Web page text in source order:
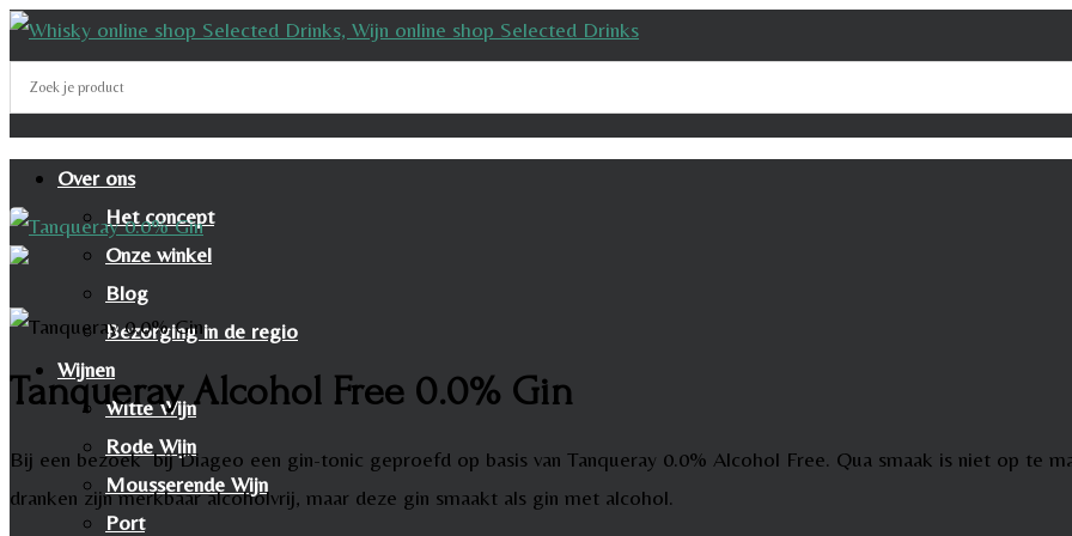
Over ons
Het concept
Onze winkel
Blog
Bezorging in de regio
Wijnen
Witte Wijn
Rode Wijn
Mousserende Wijn
Port
Tanqueray Alcohol Free 0.0% Gin
Bij een bezoek bij Diageo een gin-tonic geproefd op basis van Tanqueray 0.0% Alcohol Free. Qua smaak is niet op te
dranken zijn merkbaar alcoholvrij, maar deze gin smaakt als gin met alcohol.